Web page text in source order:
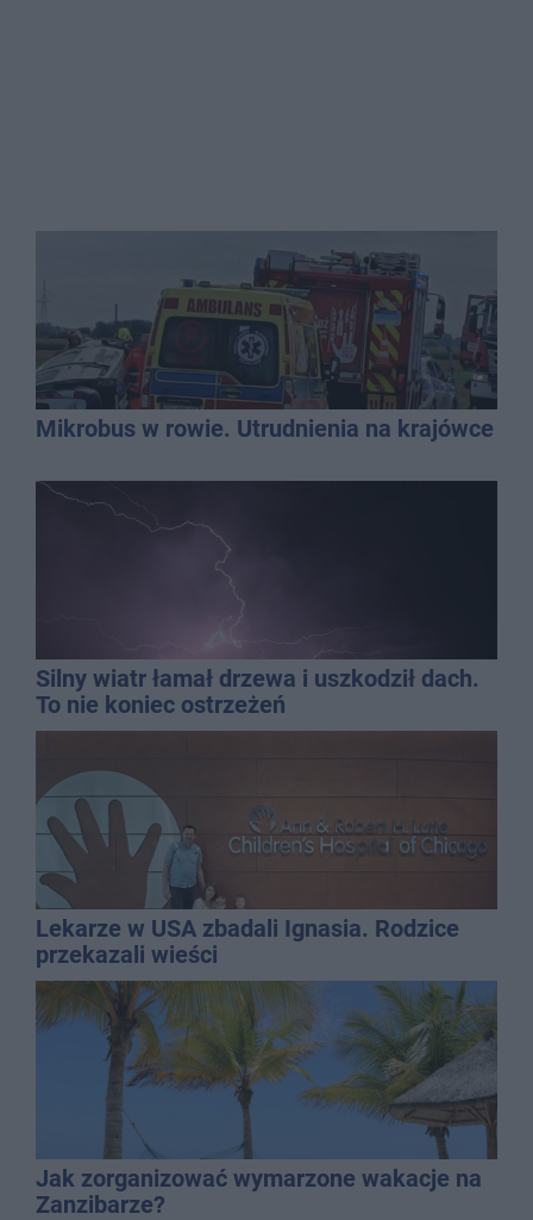
Mikrobus w rowie. Utrudnienia na krajówce
Silny wiatr łamał drzewa i uszkodził dach.
To nie koniec ostrzeżeń
Lekarze w USA zbadali Ignasia. Rodzice
przekazali wieści
Jak zorganizować wymarzone wakacje na
Zanzibarze?